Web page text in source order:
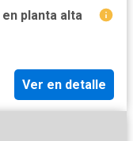
planta alta
Ver en detalle